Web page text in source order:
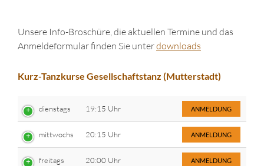
Unsere Info-Broschüre, die aktuellen Termine und das
Anmeldeformular finden Sie unterdownloads
Kurz-Tanzkurse Gesellschaftstanz (Mutterstadt)
dienstags 19:15 Uhr ANMELDUNG
mittwochs 20:15 Uhr ANMELDUNG
freitags 20:00 Uhr ANMELDUNG